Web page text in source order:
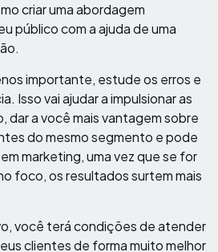
criar uma abordagem
público com a ajuda de uma
importante, estude os erros e
Isso vai ajudar a impulsionar as
dar a você mais vantagem sobre
do mesmo segmento e pode
marketing, uma vez que se for
foco, os resultados surtem mais
você terá condições de atender
clientes de forma muito melhor